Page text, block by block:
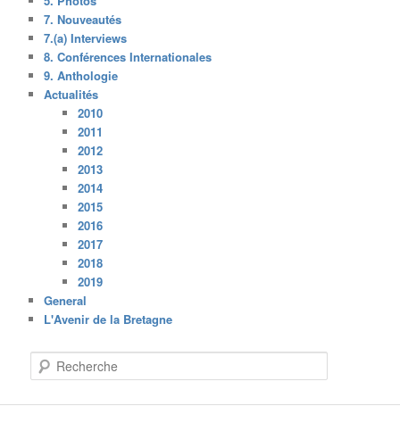
7. Nouveautés
7.(a) Interviews
8. Conférences Internationales
9. Anthologie
Actualités
2010
2011
2012
2013
2014
2015
2016
2017
2018
2019
General
L'Avenir de la Bretagne
e